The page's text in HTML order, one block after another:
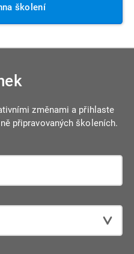
školení
změnami a přihlaste
připravovaných školeních.